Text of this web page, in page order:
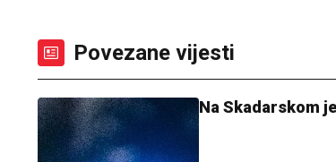
Povezane vijesti
Na Skadarskom